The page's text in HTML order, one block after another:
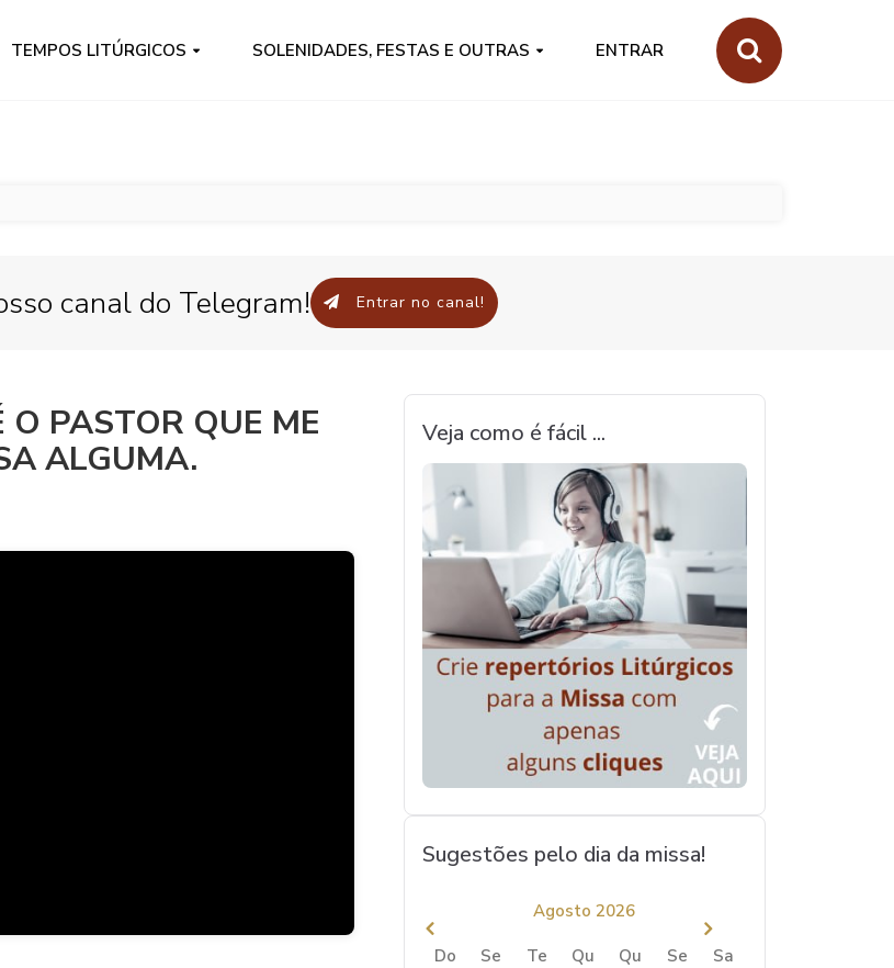
TEMPOS LITÚRGICOS SOLENIDADES, FESTAS E OUTRAS ENTRAR
canal do Telegram! Entrar no canal!
PASTOR QUE ME
ALGUMA.
Veja como é fácil ...
Sugestões pelo dia da missa!
Agosto 2026
Do Se Te Qu Qu Se
Sa